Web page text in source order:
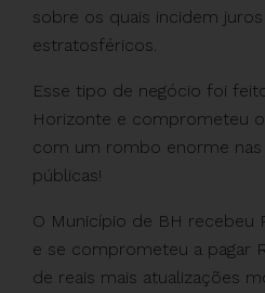
sobre os quais incidem juros
estratosféricos.
Esse tipo de negócio foi
Horizonte e comprometeu
com um rombo enorme nas
públicas!
O Município de BH recebeu
e se comprometeu a pagar
de reais mais atualizações